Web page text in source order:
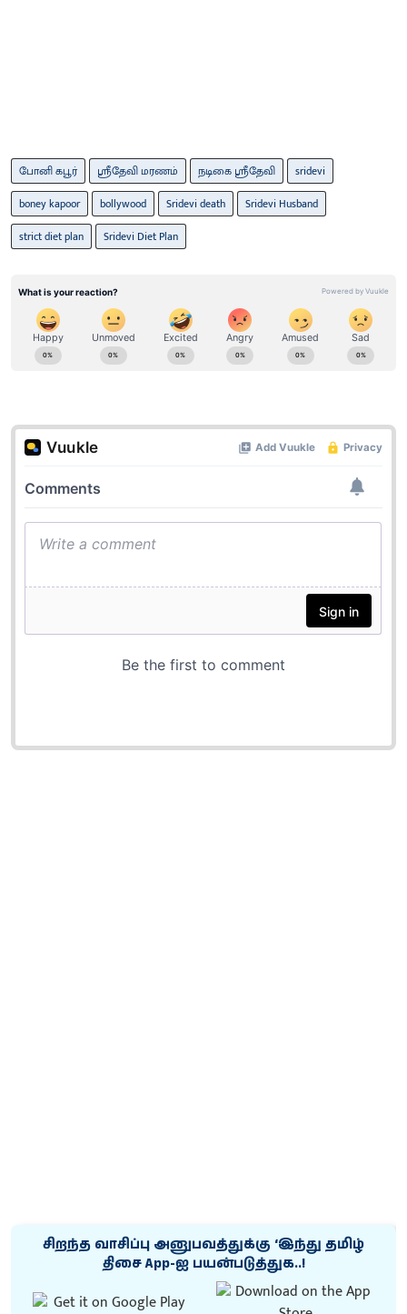
போனி கபூர் ஸ்ரீதேவி மரணம் நடிகை ஸ்ரீதேவி
sridevi
boney kapoor
bollywood Sridevi death
Sridevi Husband
strict diet plan
Sridevi Diet Plan
சிறந்த வாசிப்பு அனுபவத்துக்கு ‘இந்து தமிழ்
திசை App-ஐ பயன்படுத்துக..!